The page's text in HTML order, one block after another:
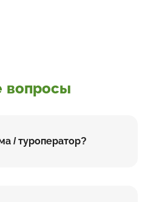
вопросы
/ туроператор?